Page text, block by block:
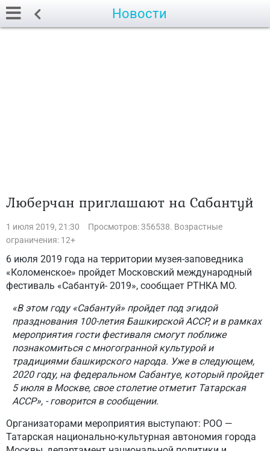
Новости
Люберчан приглашают на Сабантуй
1 июля 2019, 21:30
Просмотров: 356538. Возрастные
ограничения: 12+
6 июля 2019 года на территории музея-заповедника
«Коломенское» пройдет Московский международный
фестиваль «Сабантуй- 2019», сообщает РТНКА МО.
«В этом году «Сабантуй» пройдет под эгидой
празднования 100-летия Башкирской АССР, и в рамках
мероприятия гости фестиваля смогут поближе
познакомиться с многогранной культурой и
традициями башкирского народа. Уже в следующем,
2020 году, на федеральном Сабантуе, который пройдет
5 июля в Москве, свое столетие отметит Татарская
АССР», - говорится в сообщении.
Организаторами мероприятия выступают: РОО —
Татарская национально-культурная автономия города